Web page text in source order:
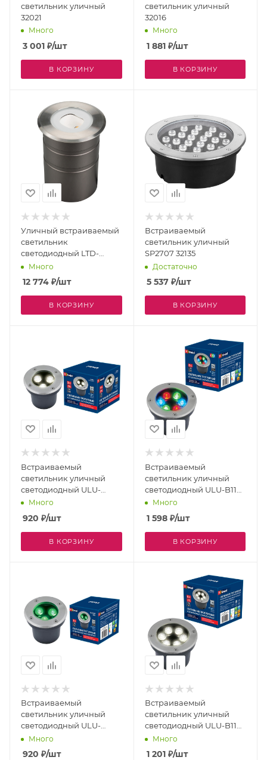
светильник уличный
32021
Много
3 001 ₽/шт
В КОРЗИНУ
светильник уличный
32016
Много
1 881₽/шт
В КОРЗИНУ
Уличный встраиваемый
светильник
светодиодный LTD-
GROUND-TILT-R80-9W
Day4000 (SL, 60 deg,
230V) (Arlight, IP67
Металл, 3 года) 032213
Много
12 774 ₽/шт
В КОРЗИНУ
Встраиваемый
светильник уличный
SP2707 32135
Достаточно
5 537₽/шт
В КОРЗИНУ
Встраиваемый
светильник уличный
светодиодный ULU-
B10A-3W/2700K IP67
Много
920 ₽/шт
В КОРЗИНУ
Встраиваемый
светильник уличный
светодиодный ULU-B11A-
6W/RGB IP67 GREY
Много
1 598₽/шт
В КОРЗИНУ
Встраиваемый
светильник уличный
светодиодный ULU-
B10A-3W/GREEN IP67
Много
920 ₽/шт
Встраиваемый
светильник уличный
светодиодный ULU-B11A-
6W/2700K IP67 GREY
Много
1 201₽/шт